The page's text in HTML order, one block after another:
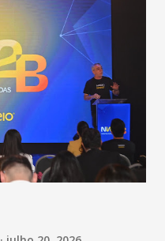
estamos vivendo uma
todos os anos, com
ou H1N1. Trata-se
com um poder de
apontou o
com chance de
um grande risco à
“Precisamos saber fazer a
para não so...